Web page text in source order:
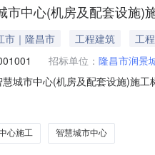
市中心(机房及配套设施)
市｜隆昌市 工程建筑
工程
招标单位： 隆昌市润景
城市中心(机房及配套设施)施
：综合评估法。3、将原招标文
心施工 智慧城市中心